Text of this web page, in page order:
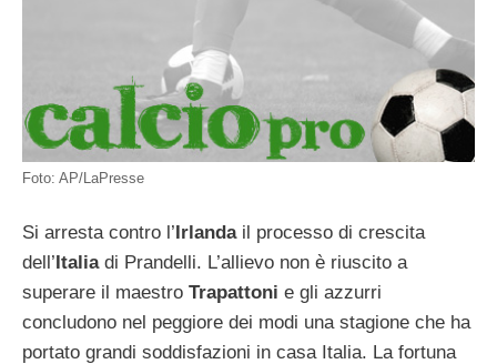
Foto: AP/LaPresse
Si arresta contro l’Irlandail processo di crescita
dell’Italia di Prandelli. L’allievo non è riuscito a
superare il maestro Trapattoni e gli azzurri
concludono nel peggiore dei modi una stagione che ha
portato grandi soddisfazioni in casa Italia. La fortuna